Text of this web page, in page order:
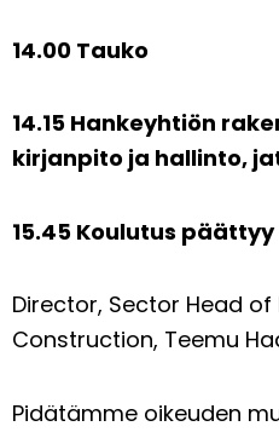
14.00 Tauko
14.15 Hankeyhtiön
kirjanpito ja hallinto,
15.45 Koulutus päättyy
Director, Sector Head of
Construction, Teemu
Pidätämme oikeuden